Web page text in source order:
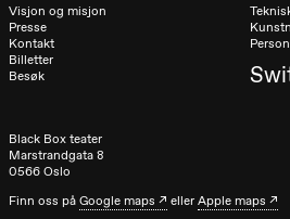
Visjon og misjon
Presse
Kontakt
Billetter
Besøk
Black Box teater
Marstrandgata 8
0566 Oslo
Finn oss påGoogle maps ellerApple maps